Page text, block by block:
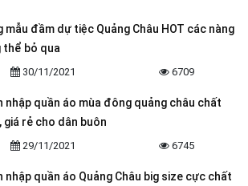
mẫu đầm dự tiệc Quảng Châu HOT các nàng
thể bỏ qua
30/11/2021 6709
nhập quần áo mùa đông quảng châu chất
giá rẻ cho dân buôn
29/11/2021 6745
nhập quần áo Quảng Châu big size cực chất